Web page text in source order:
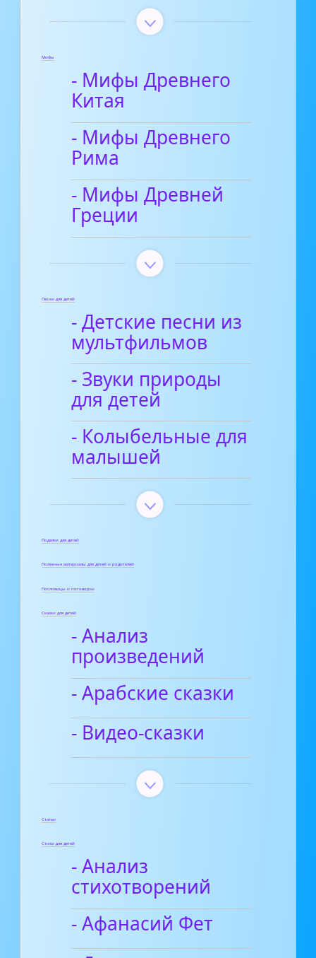
Мифы
- Мифы Древнего
Китая
- Мифы Древнего
Рима
- Мифы Древней
Греции
Песни для детей
- Детские песни из
мультфильмов
- Звуки природы
для детей
- Колыбельные для
малышей
Поделки для детей
Полезные материалы для детей и родителей
Пословицы и поговорки
Сказки для детей
- Анализ
произведений
- Арабские сказки
- Видео-сказки
Статьи
Стихи для детей
- Анализ
стихотворений
- Афанасий Фет